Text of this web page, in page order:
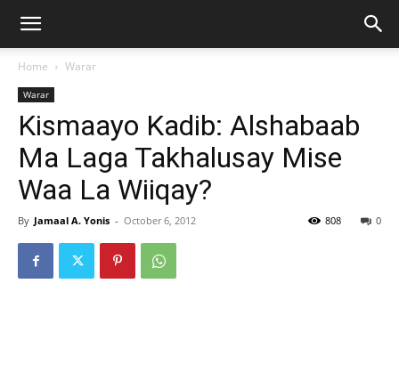
Home Warar
Warar
Kismaayo Kadib: Alshabaab
Ma Laga Takhalusay Mise
Waa La Wiiqay?
By Jamaal A. Yonis - October 6, 2012 0
808